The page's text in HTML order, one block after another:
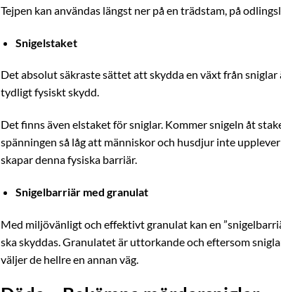
Tejpen kan användas längst ner på en trädstam, på
Snigelstaket
Det absolut säkraste sättet att skydda en växt från
tydligt fysiskt skydd.
Det finns även elstaket för sniglar. Kommer snigeln åt
spänningen så låg att människor och husdjur inte
skapar denna fysiska barriär.
Snigelbarriär med granulat
Med miljövänligt och effektivt granulat kan en
ska skyddas. Granulatet är uttorkande och eftersom
väljer de hellre en annan väg.